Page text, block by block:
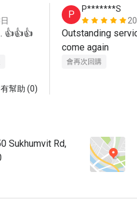
👍👍👍
有幫助 (0)
P
P*******S
Outstanding
come again
會再次回購
Sukhumvit Rd,